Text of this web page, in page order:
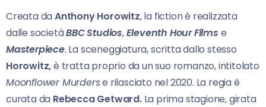
Creata daAnthony Horowitz, la fiction è realizzata
dalle societàBBC Studios,Eleventh HourFilms e
Masterpiece. La sceneggiatura, scritta dallo stesso
Horowitz,è tratta proprio da un suo romanzo, intitolato
Moonflower Murderse rilasciato nel 2020. La regia è
curata da Rebecca Getward.La prima stagione, girata